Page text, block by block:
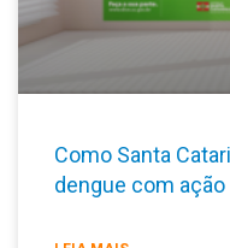
Como Santa
dengue com